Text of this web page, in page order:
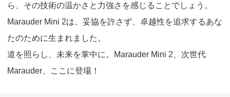
ら、その技術の温かさと力強さを感じることでしょう。
Marauder Mini 2は、妥協を許さず、卓越性を追求するあな
たのために生まれました。
道を照らし、未来を掌中に。 Marauder Mini 2 、次世代
Marauder 、ここに登場！